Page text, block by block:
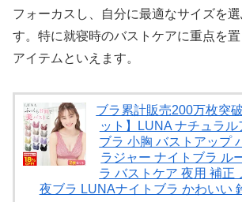
フォーカスし、自分に最適なサイズを
す。特に就寝時のバストケアに重点を
アイテムといえます。
ブラ累計販売200万枚突
ット】LUNA ナチュラル
ブラ 小胸 バストアップ
ラジャー ナイトブラ ル
ラ バストケア 夜用 補正
夜ブラ LUNAナイトブラ かわいい